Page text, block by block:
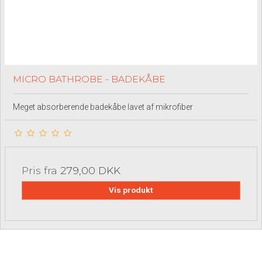
MICRO BATHROBE - BADEKÅBE
Meget absorberende badekåbe lavet af mikrofiber
Pris fra 279,00 DKK
Vis produkt